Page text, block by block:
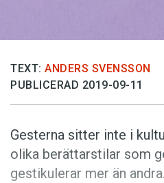
Annonsera
Prenumerera
Press
TEXT: ANDERS SVENSSON
PUBLICERAD 2019-09-11
Gesterna sitter inte i
olika berättarstilar som
gestikulerar mer än